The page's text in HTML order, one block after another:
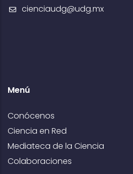
cienciaudg@udg.mx
Menú
Conócenos
Ciencia en Red
Mediateca de la Ciencia
Colaboraciones